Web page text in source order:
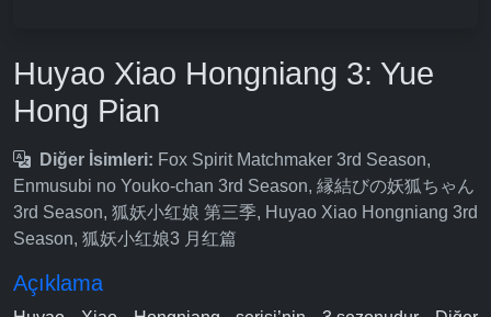
Huyao Xiao Hongniang 3: Yue
Hong Pian
Diğer İsimleri: Fox Spirit Matchmaker 3rd Season,
Enmusubi no Youko-chan 3rd Season, 縁結びの妖狐ちゃん
3rd Season, 狐妖小红娘 第三季, Huyao Xiao Hongniang 3rd
Season, 狐妖小红娘3 月红篇
Açıklama